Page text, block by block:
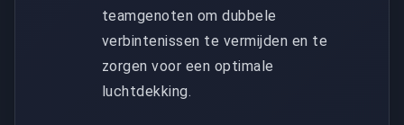
teamgenoten om dubbele
verbintenissen te vermijden en te
zorgen voor een optimale
luchtdekking.